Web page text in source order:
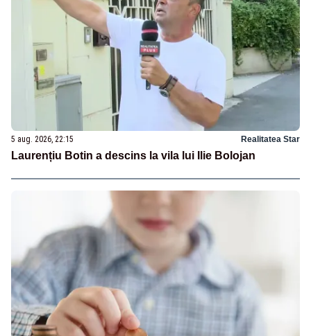
5 aug. 2026, 22:15 Realitatea Star
Laurențiu Botin a descins la vila lui Ilie Bolojan